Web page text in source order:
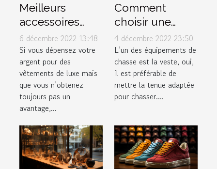
Meilleurs
accessoires
pour hommes
6 décembre 2022 13:48
Si vous dépensez votre
argent pour des
vêtements de luxe mais
que vous n’obtenez
toujours pas un
avantage,...
Comment
choisir une
veste de chasse
?
4 décembre 2022 23:50
L’un des équipements de
chasse est la veste, oui,
il est préférable de
mettre la tenue adaptée
pour chasser....